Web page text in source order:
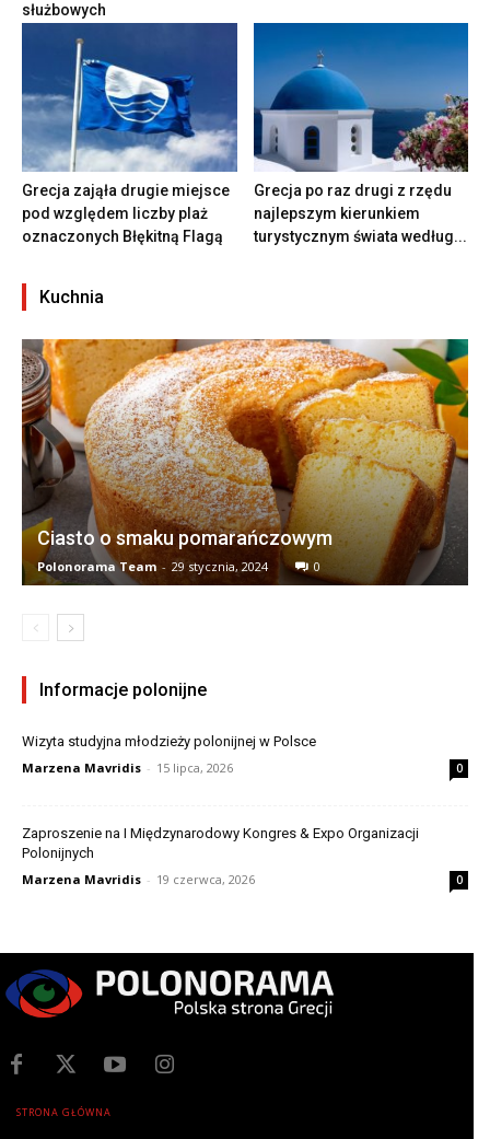
służbowych
Grecja zająła drugie miejsce
pod względem liczby plaż
oznaczonych Błękitną Flagą
Grecja po raz drugi z rzędu
najlepszym kierunkiem
turystycznym świata według...
Kuchnia
Ciasto o smaku pomarańczowym
Polonorama Team - 29 stycznia, 2024 0
Informacje polonijne
Wizyta studyjna młodzieży polonijnej w Polsce
Marzena Mavridis - 15 lipca, 2026 0
Zaproszenie na I Międzynarodowy Kongres & Expo Organizacji
Polonijnych
Marzena Mavridis - 19 czerwca, 2026 0
STRONA GŁÓWNA